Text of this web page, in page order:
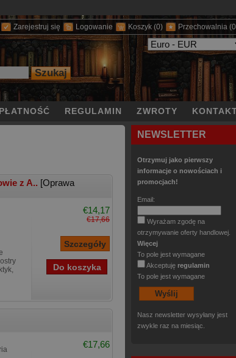
Zarejestruj się Logowanie Koszyk (0) Przechowalnia
PŁATNOŚĆ REGULAMIN ZWROTY
z A.. [Oprawa
€14,17
€17,66
€17,66
NEWSLETTER
Otrzymuj jako pierwszy
informacje o nowościach i
promocjach!
Email:
Wyrażam zgodę na
otrzymywanie oferty handlowej.
Więcej
To pole jest wymagane
Akceptuję regulamin
To pole jest wymagane
Nasz newsletter wysyłany jest
zwykle raz na miesiąc.